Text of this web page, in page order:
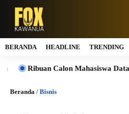
BERANDA HEADLINE TRENDING
Calon Mahasiswa Datangi &
Beranda / Bisnis